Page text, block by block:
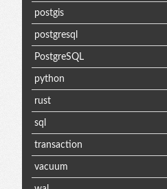
postgis
postgresql
PostgreSQL
python
rust
sql
transaction
vacuum